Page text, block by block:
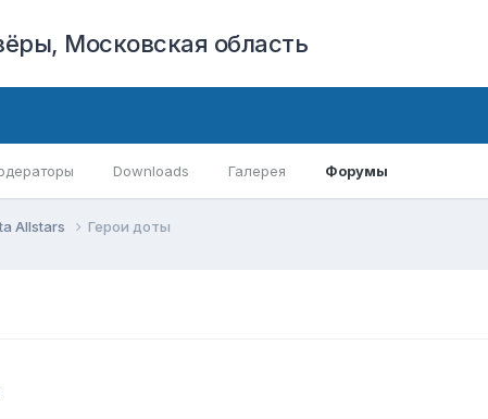
Московская область
Downloads Галерея Форумы
Allstars Герои доты